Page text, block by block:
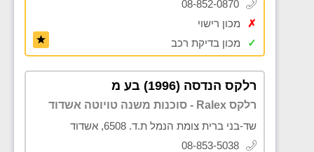
08-852-0870
✗
מכון רישוי
✓
מכון בדיקת רכב
רלקס הנדסה (1996) בע מ
רלקס Ralex - סוכנות משנה טויוטה אשדוד
שד-בני ברית צומת הנמל ת.ד. 6508, אשדוד
08-853-5038